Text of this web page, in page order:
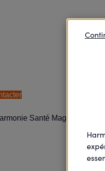
Santé Magazine